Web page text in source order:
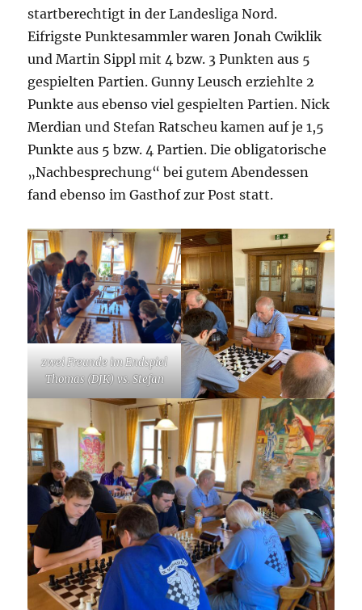
startberechtigt in der Landesliga Nord.
Eifrigste Punktesammler waren Jonah Cwiklik
und Martin Sippl mit 4 bzw. 3 Punkten aus 5
gespielten Partien. Gunny Leusch erziehlte 2
Punkte aus ebenso viel gespielten Partien. Nick
Merdian und Stefan Ratscheu kamen auf je 1,5
Punkte aus 5 bzw. 4 Partien. Die obligatorische
„Nachbesprechung“ bei gutem Abendessen
fand ebenso im Gasthof zur Post statt.
zwei Freunde im Endspiel
Thomas (DJK) vs. Stefan